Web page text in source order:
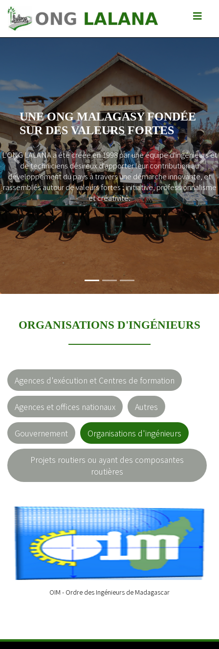
UNE ONG MALAGASY FONDÉE
SUR DES VALEURS FORTES
L'ONG LALANA a été créée en 1998 par une équipe d'ingénieurs et
de techniciens désireux d'apporter leur contribution au
développement du pays à travers une démarche innovante, et
rassemblés autour de valeurs fortes : initiative, professionnalisme
et créativité.
Previous Next
ORGANISATIONS D'INGÉNIEURS
Agences d'exécution et Centres de formation
Agences et offices nationaux Autres
Gouvernement Organisations d'ingénieurs
Projets routiers ou ayant des composantes
routières
OIM - Ordre des Ingénieurs de Madagascar